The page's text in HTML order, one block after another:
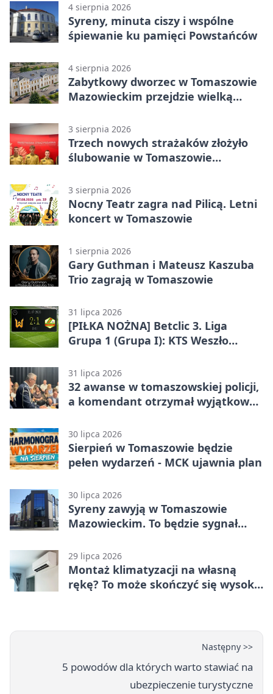
4 sierpnia 2026
Syreny, minuta ciszy i wspólne
śpiewanie ku pamięci Powstańców
4 sierpnia 2026
Zabytkowy dworzec w Tomaszowie
Mazowieckim przejdzie wielką
wykonawcy
3 sierpnia 2026
Trzech nowych strażaków złożyło
ślubowanie w Tomaszowie
3 sierpnia 2026
Nocny Teatr zagra nad Pilicą. Letni
koncert w Tomaszowie
1 sierpnia 2026
Gary Guthman i Mateusz Kaszuba
Trio zagrają w Tomaszowie
31 lipca 2026
[PIŁKA NOŻNA] Betclic 3. Liga
Grupa 1 (Grupa I): KTS Weszło
Mazowiecki 2:1
31 lipca 2026
32 awanse w tomaszowskiej policji,
a komendant otrzymał wyjątkowy
30 lipca 2026
Sierpień w Tomaszowie będzie
pełen wydarzeń - MCK ujawnia plan
30 lipca 2026
Syreny zawyją w Tomaszowie
Mazowieckim. To będzie sygnał
29 lipca 2026
Montaż klimatyzacji na własną
rękę? To może skończyć się wysoką
Następny >>
5 powodów dla których warto stawiać na
ubezpieczenie turystyczne